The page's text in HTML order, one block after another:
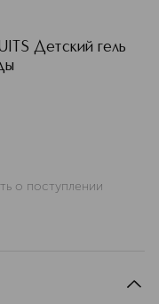
Детский гель
о поступлении